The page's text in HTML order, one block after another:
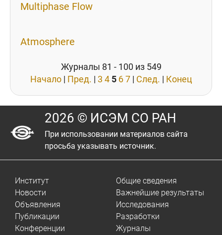
Multiphase Flow
Atmosphere
Журналы 81 - 100 из 549
Начало| Пред. | 3 4 5 6 7| След. | Конец
2026 © ИСЭМ СО РАН
При использовании материалов сайта
просьба указывать источник.
Институт
Новости
Объявления
Публикации
Конференции
Общие сведения
Важнейшие результаты
Исследования
Разработки
Журналы